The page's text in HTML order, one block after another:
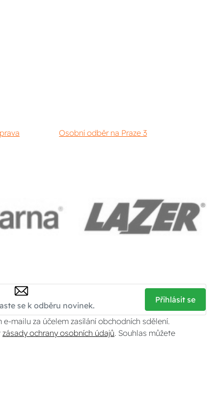
Osobní odběr na Praze 3
Přihlásit se
e-mailu za účelem zasílání obchodních sdělení.
zásady ochrany osobních údajů. Souhlas můžete